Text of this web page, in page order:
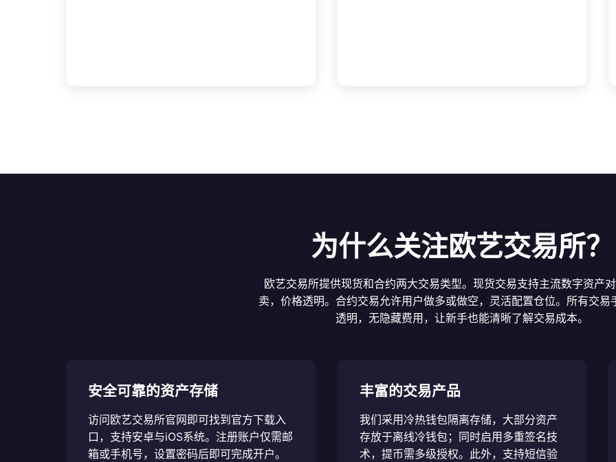
为什么关注欧艺交易所？
欧艺交易所提供现货和合约两大交易类型。现货交易支持主流数字资产
卖，价格透明。合约交易允许用户做多或做空，灵活配置仓位。所有交易
透明，无隐藏费用，让新手也能清晰了解交易成本。
安全可靠的资产存储
访问欧艺交易所官网即可找到官方下载入
口，支持安卓与iOS系统。注册账户仅需邮
箱或手机号，设置密码后即可完成开户。
丰富的交易产品
我们采用冷热钱包隔离存储，大部分资产
存放于离线冷钱包；同时启用多重签名技
术，提币需多级授权。此外，支持短信验